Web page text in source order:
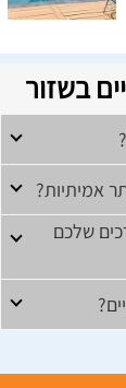
בשזור
אמיתיות?
שלכם